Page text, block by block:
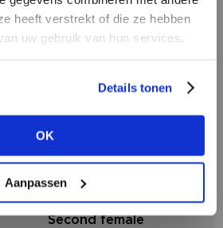
heeft verstrekt of die ze hebben
uw gebruik van hun services.
Details tonen
OK
Aanpassen
LOGIN
ACCOUNT YET?
BRAND
Second female